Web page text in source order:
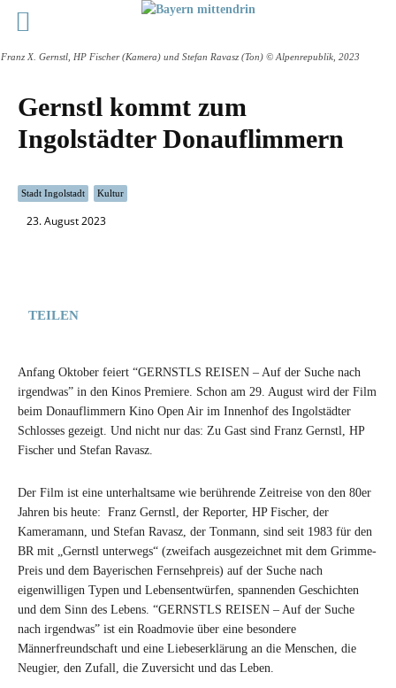
Gernstl kommt zum
Ingolstädter Donauflimmern
Stadt Ingolstadt Kultur
23. August 2023
Franz X. Gernstl, HP Fischer (Kamera) und Stefan Ravasz (Ton) © Alpenrepublik, 2023
TEILEN
Anfang Oktober feiert “GERNSTLS REISEN – Auf der Suche nach
irgendwas” in den Kinos Premiere. Schon am 29. August wird der Film
beim Donauflimmern Kino Open Air im Innenhof des Ingolstädter
Schlosses gezeigt. Und nicht nur das: Zu Gast sind Franz Gernstl, HP
Fischer und Stefan Ravasz.
Der Film ist eine unterhaltsame wie berührende Zeitreise von den 80er
Jahren bis heute: Franz Gernstl, der Reporter, HP Fischer, der
Kameramann, und Stefan Ravasz, der Tonmann, sind seit 1983 für den
BR mit „Gernstl unterwegs“ (zweifach ausgezeichnet mit dem Grimme-
Preis und dem Bayerischen Fernsehpreis) auf der Suche nach
eigenwilligen Typen und Lebensentwürfen, spannenden Geschichten
und dem Sinn des Lebens. “GERNSTLS REISEN – Auf der Suche
nach irgendwas” ist ein Roadmovie über eine besondere
Männerfreundschaft und eine Liebeserklärung an die Menschen, die
Neugier, den Zufall, die Zuversicht und das Leben.